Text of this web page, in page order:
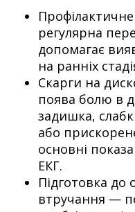
регулярна
допомагає
на ранніх
Скарги на
поява болю в
задишка,
або
основні
ЕКГ.
Підготовка до
втручання —